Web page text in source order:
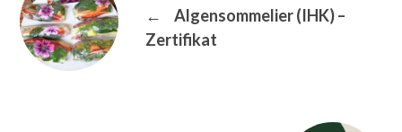
←
Algensommelier (IHK) –
Zertifikat